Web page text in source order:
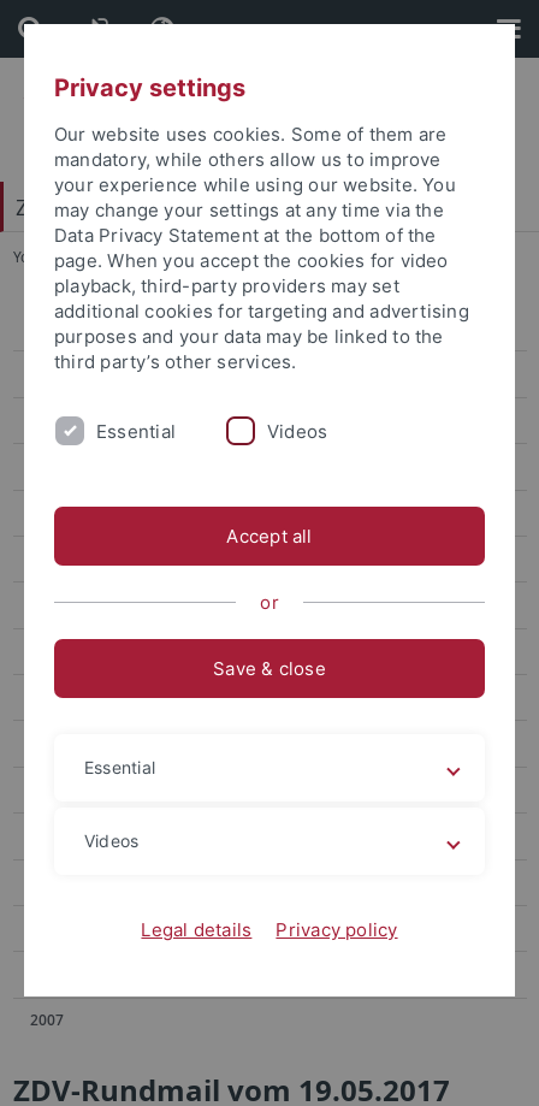
Skip
to
content
Skip
to
footer
Zentrum für Datenverarbeitung (ZDV)
You are here: Startseite ... 19.05.2017
2019
2018
2017
06.02.2017 (S)
19.05.2017
20.11.2017
2016
2015
2007
ZDV-Rundmail vom 19.05.2017
Privacy settings
Our website uses cookies. Some of them are
mandatory, while others allow us to improve
your experience while using our website. You
may change your settings at any time via the
Data Privacy Statement at the bottom of the
page. When you accept the cookies for video
playback, third-party providers may set
additional cookies for targeting and advertising
purposes and your data may be linked to the
third party’s other services.
Essential Videos
Accept all
or
Save & close
Essential
Videos
Legal details Privacy policy